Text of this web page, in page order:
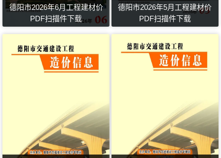
德阳市2026年6月工程建材价
PDF扫描件下载
德阳市2026年5月工程建材价
PDF扫描件下载